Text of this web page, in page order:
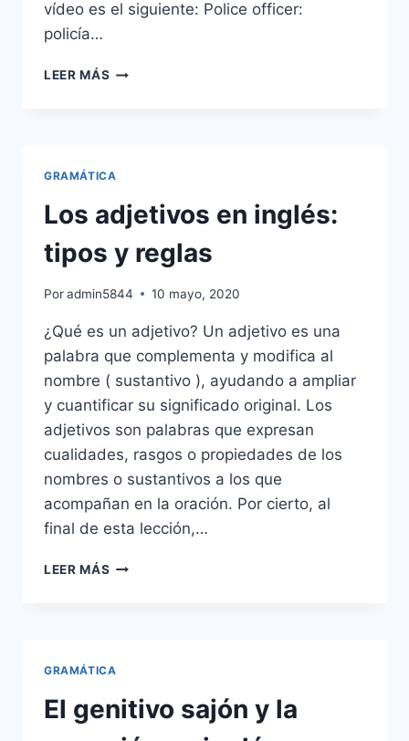
vídeo es el siguiente: Police officer:
policía…
LEER MÁS VOCABULARIO
NIVEL
BÁSICO
GRAMÁTICA
Los adjetivos en inglés:
tipos y reglas
Poradmin5844 10 mayo, 2020
¿Qué es un adjetivo? Un adjetivo es una
palabra que complementa y modifica al
nombre ( sustantivo ), ayudando a ampliar
y cuantificar su significado original. Los
adjetivos son palabras que expresan
cualidades, rasgos o propiedades de los
nombres o sustantivos a los que
acompañan en la oración. Por cierto, al
final de esta lección,…
LEER MÁS LOS
GRAMÁTICA
El genitivo sajón y la